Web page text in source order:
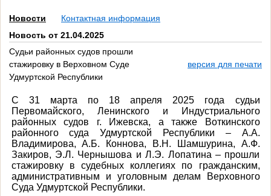
Новости
Контактная информация
Новость от 21.04.2025
Судьи районных судов прошли
стажировку в Верховном Суде
Удмуртской Республики
версия для печати
С 31 марта по 18 апреля 2025 года судьи
Первомайского, Ленинского и Индустриального
районных судов г. Ижевска, а также Воткинского
районного суда Удмуртской Республики – А.А.
Владимирова, А.Б. Коннова, В.Н. Шамшурина, А.Ф.
Закиров, Э.Л. Чернышова и Л.Э. Лопатина – прошли
стажировку в судебных коллегиях по гражданским,
административным и уголовным делам Верховного
Суда Удмуртской Республики.